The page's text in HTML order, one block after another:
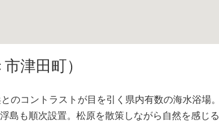
津田町）
のコントラストが目を引く県内有数の海水浴場
島も順次設置。松原を散策しながら自然を感じ